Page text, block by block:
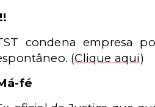
condena empresa
(Clique aqui)
fé